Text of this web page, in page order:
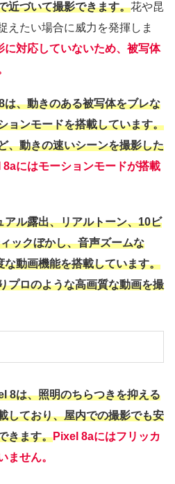
近づいて撮影できます。花や昆
えたい場合に威力を発揮しま
に対応していないため、被写体
は、動きのある被写体をブレな
ョンモードを搭載しています。
、動きの速いシーンを撮影した
8aにはモーションモードが搭載
アル露出、リアルトーン、10ビ
ックぼかし、音声ズームな
動画機能を搭載しています。
プロのような高画質な動画を撮
8は、照明のちらつきを抑える
しており、屋内での撮影でも安
きます。Pixel 8aにはフリッカ
ません。